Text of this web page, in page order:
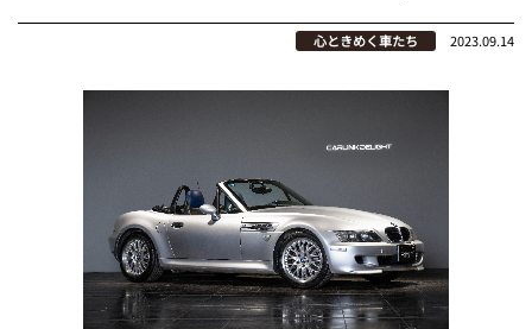
心ときめく車たち 2023.09.14